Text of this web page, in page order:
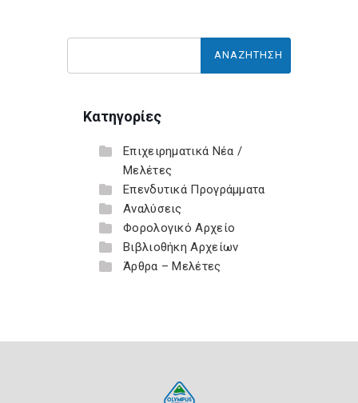
Κατηγορίες
Επιχειρηματικά Νέα /
Μελέτες
Επενδυτικά Προγράμματα
Αναλύσεις
Φορολογικό Αρχείο
Βιβλιοθήκη Αρχείων
Άρθρα – Μελέτες